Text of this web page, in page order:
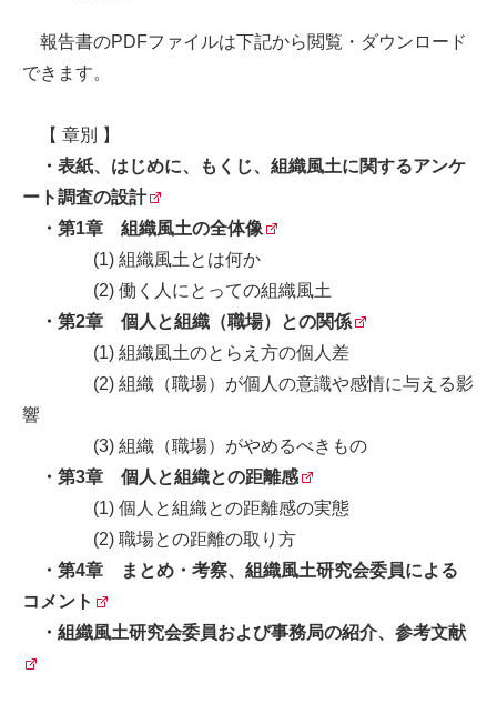
報告書のPDFファイルは下記から閲覧・ダウンロード
できます。
【 章別 】
・ 表紙、はじめに、もくじ、組織風土に関するアンケ
ート調査の設計
・ 第1章 組織風土の全体像
(1) 組織風土とは何か
(2) 働く人にとっての組織風土
・ 第2章 個人と組織（職場）との関係
(1) 組織風土のとらえ方の個人差
(2) 組織（職場）が個人の意識や感情に与える影
響
(3) 組織（職場）がやめるべきもの
・ 第3章 個人と組織との距離感
(1) 個人と組織との距離感の実態
(2) 職場との距離の取り方
・ 第4章 まとめ・考察、組織風土研究会委員による
コメント
・ 組織風土研究会委員および事務局の紹介、参考文献